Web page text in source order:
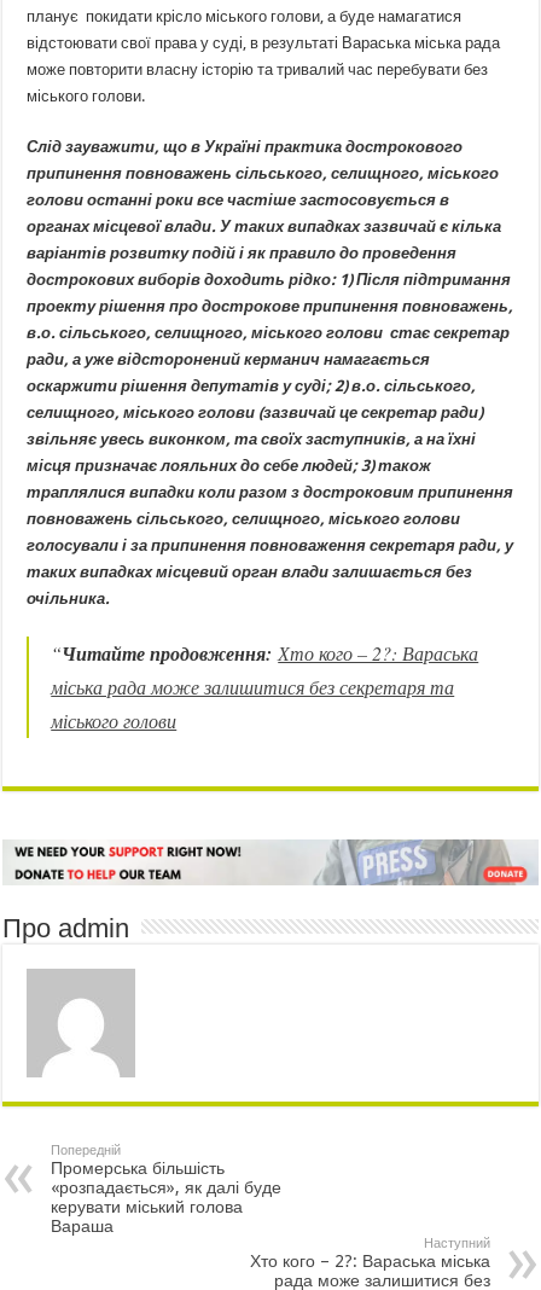
планує покидати крісло міського голови, а буде намагатися
відстоювати свої права у суді, в результаті Вараська міська рада
може повторити власну історію та тривалий час перебувати без
міського голови.
Слід зауважити, що в Україні практика дострокового
припинення повноважень сільського, селищного, міського
голови останні роки все частіше застосовується в
органах місцевої влади. У таких випадках зазвичай є кілька
варіантів розвитку подій і як правило до проведення
дострокових виборів доходить рідко: 1) Після підтримання
проекту рішення про дострокове припинення повноважень,
в.о. сільського, селищного, міського голови стає секретар
ради, а уже відсторонений керманич намагається
оскаржити рішення депутатів у суді; 2) в.о. сільського,
селищного, міського голови (зазвичай це секретар ради)
звільняє увесь виконком, та своїх заступників, а на їхні
місця призначає лояльних до себе людей; 3) також
траплялися випадки коли разом з достроковим припинення
повноважень сільського, селищного, міського голови
голосували і за припинення повноваження секретаря ради, у
таких випадках місцевий орган влади залишається без
очільника.
“Читайте продовження: Хто кого – 2?: Вараська
міська рада може залишитися без секретаря та
міського голови
Про admin
Попередній
Промерська більшість
«розпадається», як далі буде
керувати міський голова
Вараша
Наступний
Хто кого – 2?: Вараська міська
рада може залишитися без